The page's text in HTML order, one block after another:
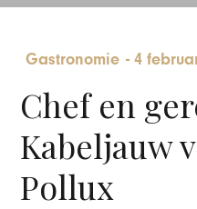
Gastronomie -4
Chef en
Kabeljauw
Pollux